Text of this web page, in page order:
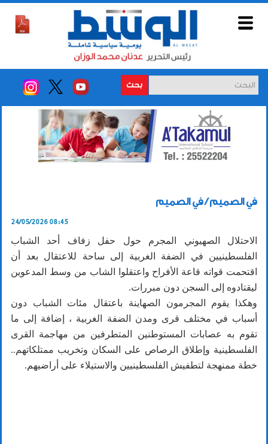
بحث
في الصميم / في الصميم
24/05/2026 08:45
الاحتلال الصهيوني المجرم حول حفل زفاف أحد الشباب
الفلسطينيين في الضفة الغربية إلى ساحة للاعتقال بعد أن
اقتحمت قواته قاعة الأفراح واعتقلوا الشاب من وسط المدعوين
ليقتادوه إلى السجن دون مبررات.
وهكذا يقوم المجرمون الصهاينة باعتقال مئات الشباب دون
أسباب في مختلف قرى ومدن الضفة الغربية ، إضافة إلى ما
تقوم به عصابات المستوطنين المتطرفين من مهاجمة القرى
الفلسطينية وإطلاق الرصاص على السكان وتخريب ممتلكاتهم..
خطة ممنهجة لتطفيش الفلسطينيين والاستيلاء على أراضيهم.